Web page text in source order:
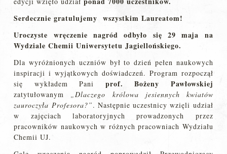
Serdecznie gratulujemy wszystkim Laureatom!
Uroczyste wręczenie nagród odbyło się 29 maja na
Wydziale Chemii Uniwersytetu Jagiellońskiego.
Dla wyróżnionych uczniów był to dzień pełen naukowych
inspiracji i wyjątkowych doświadczeń. Program rozpoczął
się wykładem Pani prof. Bożeny Pawłowskiej
zatytułowanym
„Dlaczego królowa jesiennych kwiatów
zauroczyła Profesora?”. Następnie uczestnicy wzięli udział
w zajęciach laboratoryjnych prowadzonych przez
pracowników naukowych w różnych pracowniach Wydziału
Chemii UJ.